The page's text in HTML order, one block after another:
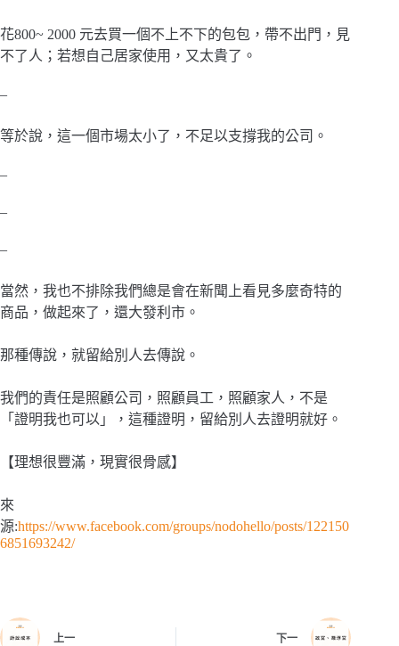
花800~ 2000 元去買一個不上不下的包包，帶不出門，見
不了人；若想自己居家使用，又太貴了。
–
等於說，這一個市場太小了，不足以支撐我的公司。
–
–
–
當然，我也不排除我們總是會在新聞上看見多麼奇特的
商品，做起來了，還大發利市。
那種傳說，就留給別人去傳說。
我們的責任是照顧公司，照顧員工，照顧家人，不是
「證明我也可以」，這種證明，留給別人去證明就好。
【理想很豐滿，現實很骨感】
來
源:https://www.facebook.com/groups/nodohello/posts/122150
6851693242/
上一 下一